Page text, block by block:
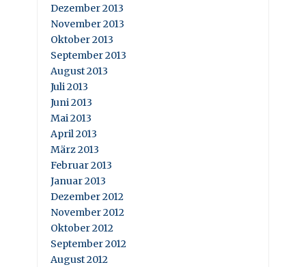
Dezember 2013
November 2013
Oktober 2013
September 2013
August 2013
Juli 2013
Juni 2013
Mai 2013
April 2013
März 2013
Februar 2013
Januar 2013
Dezember 2012
November 2012
Oktober 2012
September 2012
August 2012